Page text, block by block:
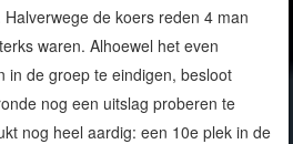
de koers reden 4 man
waren. Alhoewel het even
in de groep te eindigen, besloot
nog een uitslag proberen te
nog heel aardig: een 10e plek in de